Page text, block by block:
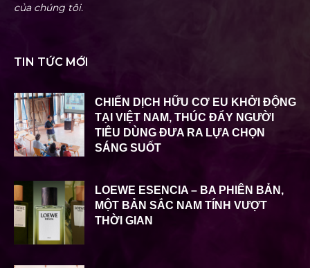
của chúng tôi.
TIN TỨC MỚI
CHIẾN DỊCH HỮU CƠ EU KHỞI ĐỘNG
TẠI VIỆT NAM, THÚC ĐẨY NGƯỜI
TIÊU DÙNG ĐƯA RA LỰA CHỌN
SÁNG SUỐT
LOEWE ESENCIA – BA PHIÊN BẢN,
MỘT BẢN SẮC NAM TÍNH VƯỢT
THỜI GIAN